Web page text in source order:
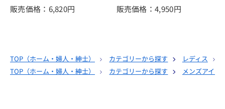
販売価格：6,820円 販売価格：4,950円
TOP（ホーム・婦人・紳士） カテゴリーから探す レディス
TOP（ホーム・婦人・紳士） カテゴリーから探す メンズアイテ